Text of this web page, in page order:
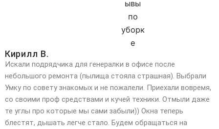
Кирилл В.
Искали подрядчика для генералки в офисе после
небольшого ремонта (пылища стояла страшная). Выбрали
Умку по совету знакомых и не пожалели. Приехали вовремя,
со своими проф средствами и кучей техники. Отмыли даже
те углы про которые мы сами забыли)) Окна теперь
блестят, дышать легче стало. Будем обращаться на